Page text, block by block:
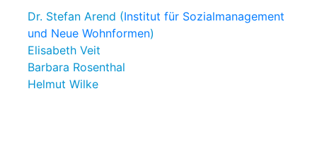
Dr. Stefan Arend (Institut für Sozialmanagement
und Neue Wohnformen)
Elisabeth Veit
Barbara Rosenthal
Helmut Wilke